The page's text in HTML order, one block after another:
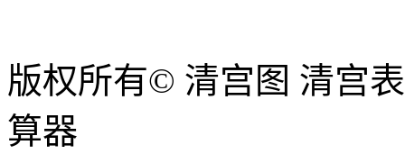
版权所有© 清宫图 清宫
算器